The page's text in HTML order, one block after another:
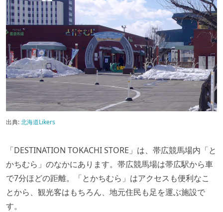
出典:北海道Likers
「DESTINATION TOKACHI STORE」は、帯広競馬場内「と
かちむら」のなかにあります。帯広競馬場は帯広駅から車
で7分ほどの距離。「とかちむら」はアクセスも便利なこ
とから、観光客はもちろん、地元住民も足を運ぶ施設で
す。